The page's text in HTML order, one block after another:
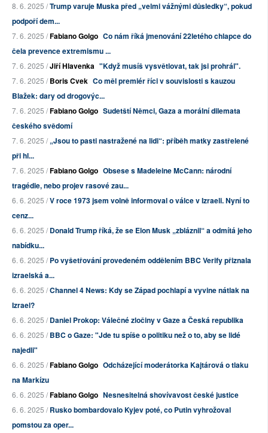
8. 6. 2025 /Trump varuje Muska před „velmi vážnými důsledky“, pokud
podpoří dem...
7. 6. 2025 /Fabiano Golgo Co nám říká jmenování 22letého chlapce do
čela prevence extremismu ...
7. 6. 2025 /Jiří Hlavenka "Když musíš vysvětlovat, tak jsi prohrál".
7. 6. 2025 /Boris Cvek Co měl premiér říci v souvislosti s kauzou
Blažek: dary od drogovýc...
7. 6. 2025 /Fabiano Golgo Sudetští Němci, Gaza a morální dilemata
českého svědomí
7. 6. 2025 /„Jsou to pasti nastražené na lidi“: příběh matky zastřelené
při hl...
7. 6. 2025 /Fabiano Golgo Obsese s Madeleine McCann: národní
tragédie, nebo projev rasové zau...
6. 6. 2025 /V roce 1973 jsem volně informoval o válce v Izraeli. Nyní to
cenz...
6. 6. 2025 /Donald Trump říká, že se Elon Musk „zbláznil“ a odmítá jeho
nabídku...
6. 6. 2025 /Po vyšetřování provedeném oddělením BBC Verify přiznala
izraelská a...
6. 6. 2025 /Channel 4 News: Kdy se Západ pochlapí a vyvine nátlak na
Izrael?
6. 6. 2025 /Daniel Prokop: Válečné zločiny v Gaze a Česká republika
6. 6. 2025 /BBC o Gaze: "Jde tu spíše o politiku než o to, aby se lidé
najedli"
6. 6. 2025 /Fabiano Golgo Odcházející moderátorka Kajtárová o tlaku
na Markízu
6. 6. 2025 /Fabiano Golgo Nesnesitelná shovívavost české justice
6. 6. 2025 /Rusko bombardovalo Kyjev poté, co Putin vyhrožoval
pomstou za oper...